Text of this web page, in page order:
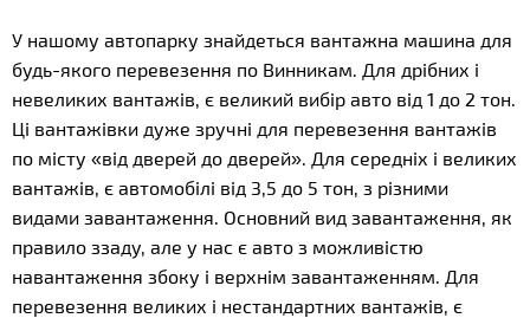
У нашому автопарку знайдеться вантажна машина для
будь-якого перевезення по Винникам. Для дрібних і
невеликих вантажів, є великий вибір авто від 1 до 2 тон.
Ці вантажівки дуже зручні для перевезення вантажів
по місту «від дверей до дверей». Для середніх і великих
вантажів, є автомобілі від 3,5 до 5 тон, з різними
видами завантаження. Основний вид завантаження, як
правило ззаду, але у нас є авто з можливістю
навантаження збоку і верхнім завантаженням. Для
перевезення великих і нестандартних вантажів, є